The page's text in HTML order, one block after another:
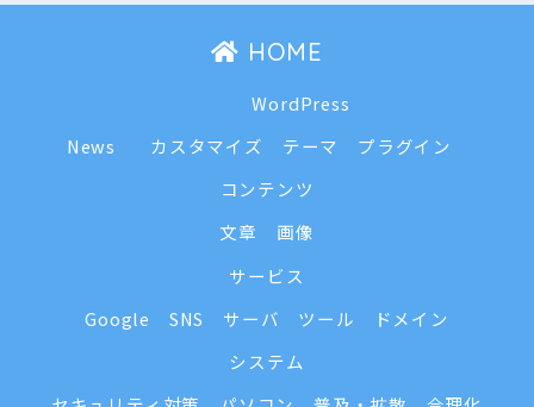
HOME
News
WordPress
カスタマイズ
テーマ
プラグイン
コンテンツ
文章
画像
サービス
Google
SNS サーバ ツール
ドメイン
システム